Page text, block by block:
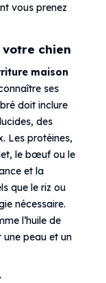
vous prenez
chien
maison
ses
doit inclure
des
Les protéines,
le bœuf ou le
et la
que le riz ou
nécessaire.
l’huile de
une peau et un